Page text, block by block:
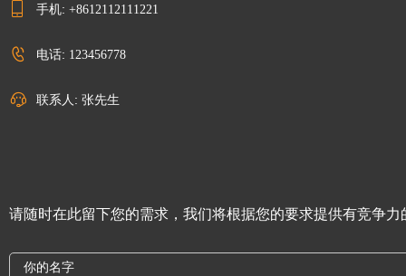
手机: +8612112111221
电话: 123456778
联系人: 张先生
请随时在此留下您的需求，我们将根据您的要求提供有竞争力